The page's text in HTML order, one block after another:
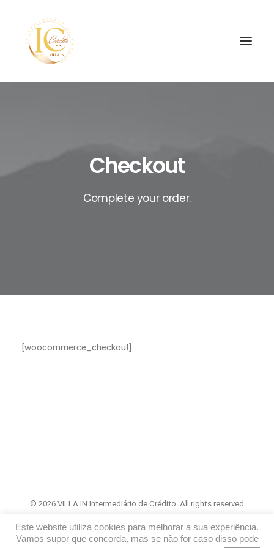
Checkout
Complete your order.
[woocommerce_checkout]
© 2026 VILLA IN Intermediário de Crédito. All rights reserved
Este website utiliza cookies para melhorar a sua experiência.
Vamos supor que concorda, mas se não for caso disso pode